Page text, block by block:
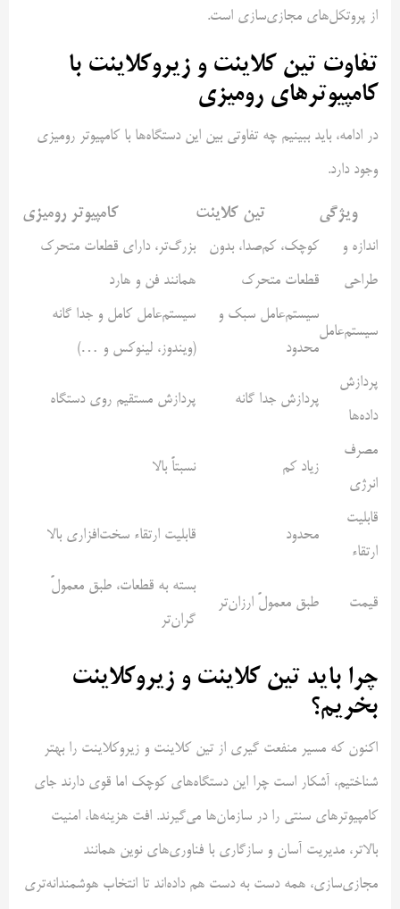
از پروتکل‌های مجازی‌سازی است.
تفاوت تین کلاینت و زیروکلاینت با
کامپیوترهای رومیزی
در ادامه، باید ببینیم چه تفاوتی بین این دستگاه‌ها با کامپیوتر رومیزی
وجود دارد.
ویژگی تین کلاینت
کامپیوتر رومیزی
اندازه و
طراحی
کوچک، کم‌صدا، بدون
قطعات متحرک
بزرگ‌تر، دارای قطعات متحرک
همانند فن و هارد
سیستم‌عامل
سیستم‌عامل سبک و
محدود
سیستم‌عامل کامل و جدا گانه
(ویندوز، لینوکس و …)
پردازش
داده‌ها
پردازش جدا گانه پردازش مستقیم روی دستگاه
مصرف
انرژی
زیاد کم نسبتاً بالا
قابلیت
ارتقاء
محدود قابلیت ارتقاء سخت‌افزاری بالا
قیمت طبق معمولً ارزان‌تر
بسته به قطعات، طبق معمولً
گران‌تر
چرا باید تین کلاینت و زیروکلاینت
بخریم؟
اکنون که مسیر منفعت گیری از تین کلاینت و زیروکلاینت را بهتر
شناختیم، آشکار است چرا این دستگاه‌های کوچک اما قوی دارند جای
کامپیوترهای سنتی را در سازمان‌ها می‌گیرند. افت هزینه‌ها، امنیت
بالاتر، مدیریت آسان و سازگاری با فناوری‌های نوین همانند
مجازی‌سازی، همه دست به دست هم داده‌اند تا انتخاب هوشمندانه‌تری